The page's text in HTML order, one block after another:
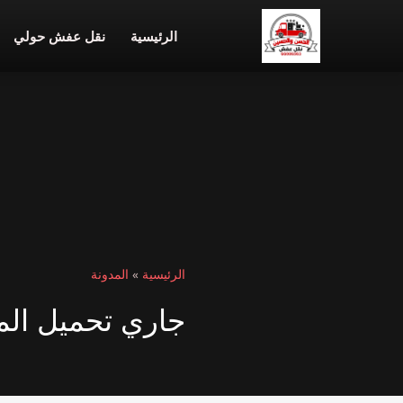
الرئيسية نقل عفش حولي
الرئيسية » المدونة
جاري تحميل